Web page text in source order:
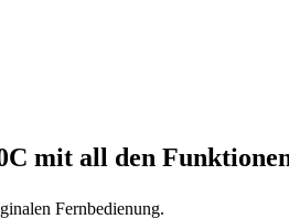
mit all den
Fernbedienung.